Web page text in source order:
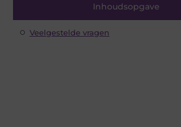
Inhoudsopgave
Veelgestelde vragen